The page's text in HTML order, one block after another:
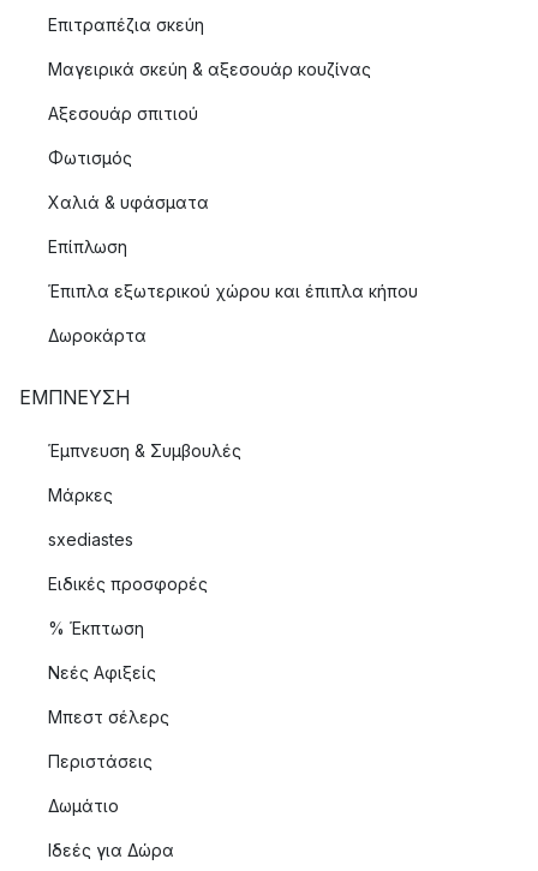
Επιτραπέζια σκεύη
Μαγειρικά σκεύη & αξεσουάρ κουζίνας
Αξεσουάρ σπιτιού
Φωτισμός
Χαλιά & υφάσματα
Επίπλωση
Έπιπλα εξωτερικού χώρου και έπιπλα κήπου
Δωροκάρτα
ΈΜΠΝΕΥΣΗ
Έμπνευση & Συμβουλές
Μάρκες
sxediastes
Ειδικές προσφορές
% Έκπτωση
Νεές Αφιξείς
Μπεστ σέλερς
Περιστάσεις
Δωμάτιο
Ιδεές για Δώρα